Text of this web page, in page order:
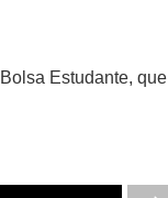
Estudante, que